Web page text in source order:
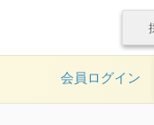
会員ログイン